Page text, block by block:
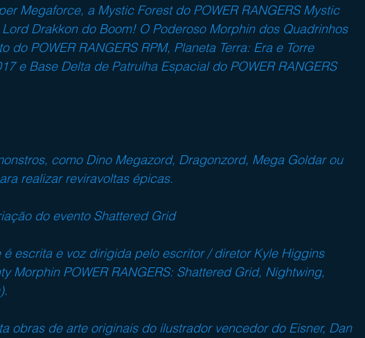
Megaforce, a Mystic Forest do POWER RANGERS Mystic
Drakkon do Boom! O Poderoso Morphin dos Quadrinhos
do POWER RANGERS RPM, Planeta Terra: Era e Torre
e Base Delta de Patrulha Espacial do POWER RANGERS
como Dino Megazord, Dragonzord, Mega Goldar ou
realizar reviravoltas épicas.
do evento Shattered Grid
escrita e voz dirigida pelo escritor / diretor Kyle Higgins
Morphin POWER RANGERS: Shattered Grid, Nightwing,
obras de arte originais do ilustrador vencedor do Eisner, Dan